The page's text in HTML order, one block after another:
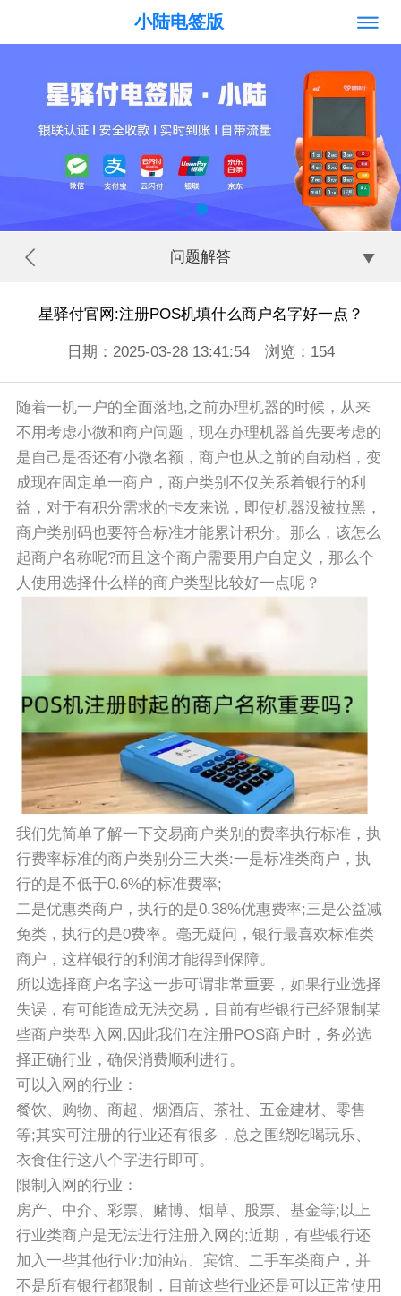
小陆电签版
问题解答
星驿付官网:注册POS机填什么商户名字好一点？
日期：2025-03-28 13:41:54 浏览： 154
随着一机一户的全面落地,之前办理机器的时候，从来
不用考虑小微和商户问题，现在办理机器首先要考虑的
是自己是否还有小微名额，商户也从之前的自动档，变
成现在固定单一商户，商户类别不仅关系着银行的利
益，对于有积分需求的卡友来说，即使机器没被拉黑，
商户类别码也要符合标准才能累计积分。那么，该怎么
起商户名称呢?而且这个商户需要用户自定义，那么个
人使用选择什么样的商户类型比较好一点呢？
我们先简单了解一下交易商户类别的费率执行标准，执
行费率标准的商户类别分三大类:一是标准类商户，执
行的是不低于0.6%的标准费率;
二是优惠类商户，执行的是0.38%优惠费率;三是公益减
免类，执行的是0费率。毫无疑问，银行最喜欢标准类
商户，这样银行的利润才能得到保障。
所以选择商户名字这一步可谓非常重要，如果行业选择
失误，有可能造成无法交易，目前有些银行已经限制某
些商户类型入网,因此我们在注册POS商户时，务必选
择正确行业，确保消费顺利进行。
可以入网的行业：
餐饮、购物、商超、烟酒店、茶社、五金建材、零售
等;其实可注册的行业还有很多，总之围绕吃喝玩乐、
衣食住行这八个字进行即可。
限制入网的行业：
房产、中介、彩票、赌博、烟草、股票、基金等;以上
行业类商户是无法进行注册入网的;近期，有些银行还
加入一些其他行业:加油站、宾馆、二手车类商户，并
不是所有银行都限制，目前这些行业还是可以正常使用